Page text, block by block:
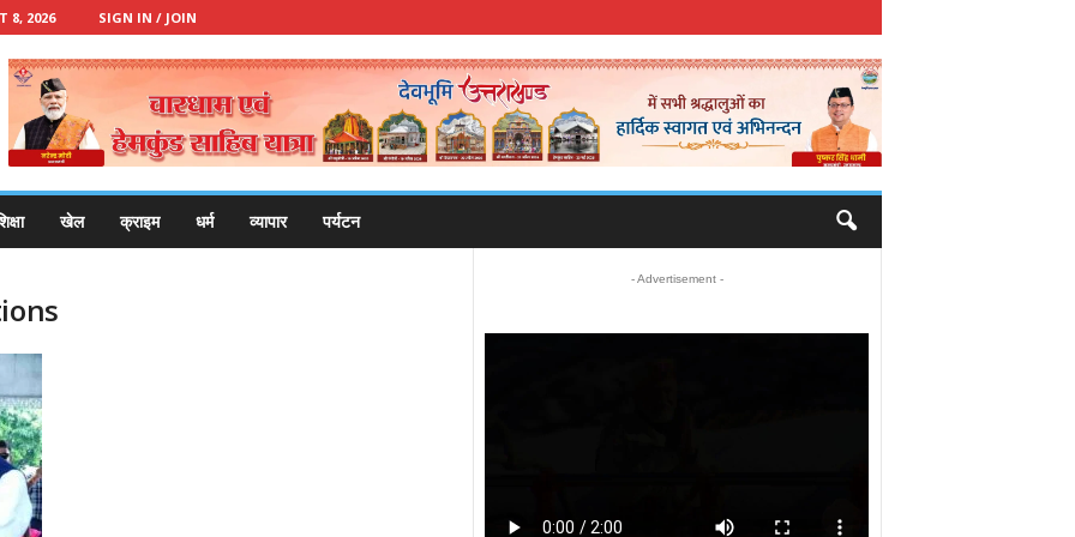
8, 2026 SIGN IN / JOIN
खेल क्राइम धर्म व्यापार पर्यटन
- Advertisement -